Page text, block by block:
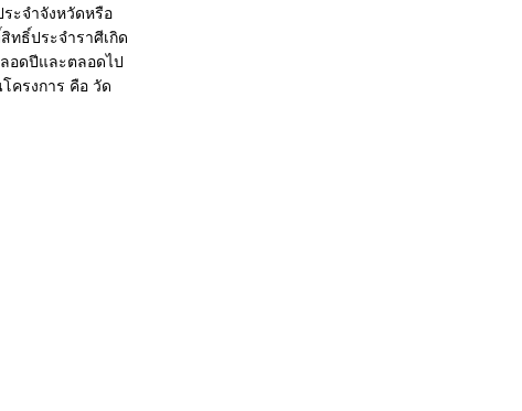
ะจำจังหวัดหรือ
ทธิ์ประจำราศีเกิด
อดปีและตลอดไป
ครงการ คือ วัด